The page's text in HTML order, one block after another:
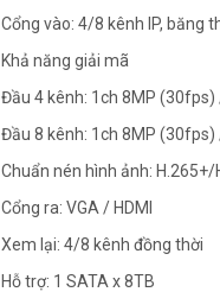
Cổng vào: 4/8 kênh IP, băng
Khả năng giải mã
Đầu 4 kênh: 1ch 8MP
Đầu 8 kênh: 1ch 8MP
Chuẩn nén hình ảnh:
Cổng ra: VGA / HDMI
Xem lại: 4/8 kênh đồng thời
Hỗ trợ: 1 SATA x 8TB